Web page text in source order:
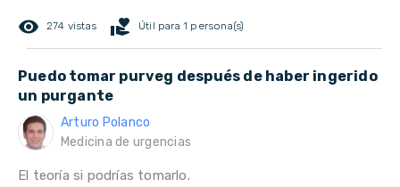
remove_red_eye 274 vistas volunteer_activism Útil para 1 persona(s)
Puedo tomar purveg después de haber ingerido
un purgante
Arturo Polanco
Medicina de urgencias
El teoría si podrías tomarlo.